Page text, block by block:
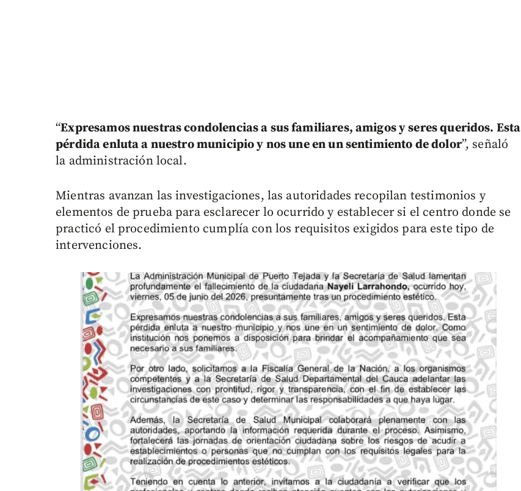
“Expresamos nuestras condolencias a sus familiares, amigos y seres queridos. Esta
pérdida enluta a nuestro municipio y nos une en un sentimiento de dolor”, señaló
la administración local.
Mientras avanzan las investigaciones, las autoridades recopilan testimonios y
elementos de prueba para esclarecer lo ocurrido y establecer si el centro donde se
practicó el procedimiento cumplía con los requisitos exigidos para este tipo de
intervenciones.